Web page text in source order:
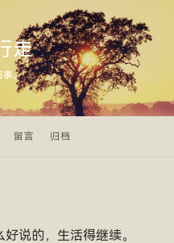
走
事。
留言 归档
说的，生活得继续。